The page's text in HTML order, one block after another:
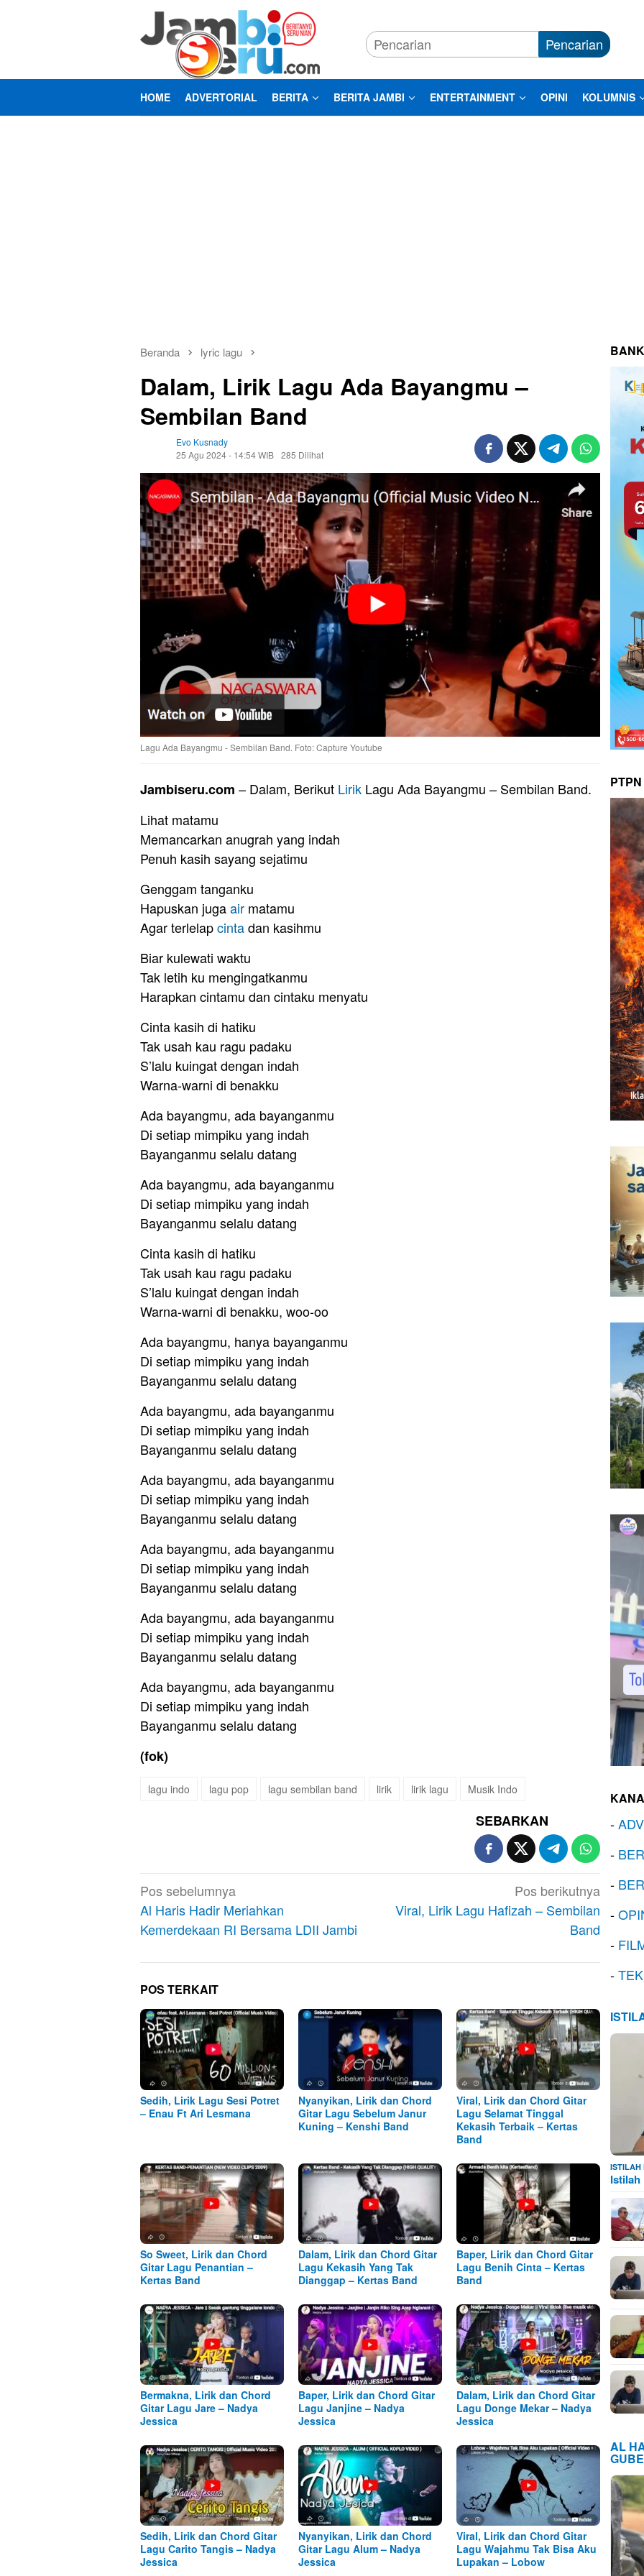
Pencarian
HOME ADVERTORIAL BERITA BERITA JAMBI ENTERTAINMENT OPINI KOLUMNIS
Beranda lyric lagu
Dalam, Lirik Lagu Ada Bayangmu –
Sembilan Band
Evo Kusnady
25 Agu 2024 - 14:54 WIB 285 Dilihat
Lagu Ada Bayangmu - Sembilan Band. Foto: Capture Youtube
Jambiseru.com – Dalam, Berikut Lirik Lagu Ada Bayangmu – Sembilan Band.
Lihat matamu
Memancarkan anugrah yang indah
Penuh kasih sayang sejatimu
Genggam tanganku
Hapuskan jugaair matamu
Agar terlelapcintadan kasihmu
Biar kulewati waktu
Tak letih ku mengingatkanmu
Harapkan cintamu dan cintaku menyatu
Cinta kasih di hatiku
Tak usah kau ragu padaku
S’lalu kuingat dengan indah
Warna-warni di benakku
Ada bayangmu, ada bayanganmu
Di setiap mimpiku yang indah
Bayanganmu selalu datang
Ada bayangmu, ada bayanganmu
Di setiap mimpiku yang indah
Bayanganmu selalu datang
Cinta kasih di hatiku
Tak usah kau ragu padaku
S’lalu kuingat dengan indah
Warna-warni di benakku, woo-oo
Ada bayangmu, hanya bayanganmu
Di setiap mimpiku yang indah
Bayanganmu selalu datang
Ada bayangmu, ada bayanganmu
Di setiap mimpiku yang indah
Bayanganmu selalu datang
Ada bayangmu, ada bayanganmu
Di setiap mimpiku yang indah
Bayanganmu selalu datang
Ada bayangmu, ada bayanganmu
Di setiap mimpiku yang indah
Bayanganmu selalu datang
Ada bayangmu, ada bayanganmu
Di setiap mimpiku yang indah
Bayanganmu selalu datang
Ada bayangmu, ada bayanganmu
Di setiap mimpiku yang indah
Bayanganmu selalu datang
(fok)
lagu indo lagu pop lagu sembilan band lirik lirik lagu Musik Indo
SEBARKAN
Navigasi
pos
Pos sebelumnya
Al Haris Hadir Meriahkan
Kemerdekaan RI Bersama LDII Jambi
Pos berikutnya
Viral, Lirik Lagu Hafizah – Sembilan
Band
POS TERKAIT
Sedih, Lirik Lagu Sesi Potret
– Enau Ft Ari Lesmana
Nyanyikan, Lirik dan Chord
Gitar Lagu Sebelum Janur
Kuning – Kenshi Band
Viral, Lirik dan Chord Gitar
Lagu Selamat Tinggal
Kekasih Terbaik – Kertas
Band
So Sweet, Lirik dan Chord
Gitar Lagu Penantian –
Kertas Band
Dalam, Lirik dan Chord Gitar
Lagu Kekasih Yang Tak
Dianggap – Kertas Band
Baper, Lirik dan Chord Gitar
Lagu Benih Cinta – Kertas
Band
Bermakna, Lirik dan Chord
Gitar Lagu Jare – Nadya
Jessica
Baper, Lirik dan Chord Gitar
Lagu Janjine – Nadya
Jessica
Dalam, Lirik dan Chord Gitar
Lagu Donge Mekar – Nadya
Jessica
Sedih, Lirik dan Chord Gitar
Lagu Carito Tangis – Nadya
Jessica
Nyanyikan, Lirik dan Chord
Gitar Lagu Alum – Nadya
Jessica
Viral, Lirik dan Chord Gitar
Lagu Wajahmu Tak Bisa Aku
Lupakan – Lobow
-
-
-
-
-
-
ISTILAH
Istilah
AL